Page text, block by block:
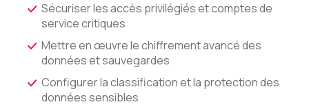
Sécuriser les accès privilégiés et comptes de
service critiques
Mettre en œuvre le chiffrement avancé des
données et sauvegardes
Configurer la classification et la protection des
données sensibles